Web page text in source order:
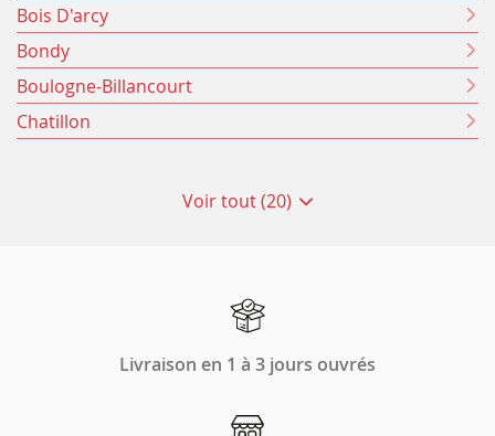
Bois D'arcy
Bondy
Boulogne-Billancourt
Chatillon
Voir tout (20)
de
Animalis
Livraison en 1 à 3 jours ouvrés